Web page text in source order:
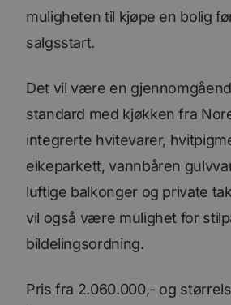
muligheten til kjøpe en bolig
salgsstart.
Det vil være en
standard med kjøkken fra
integrerte hvitevarer,
eikeparkett, vannbåren
luftige balkonger og private
vil også være mulighet for
bildelingsordning.
Pris fra 2.060.000,- og